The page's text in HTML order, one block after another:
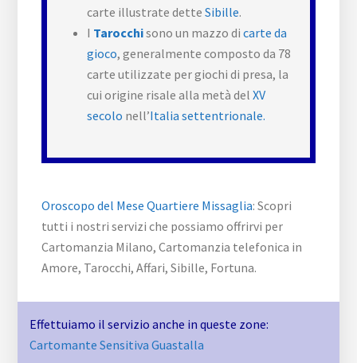
carte illustrate detteSibille.
I Tarocchisono un mazzo dicarte da
gioco, generalmente composto da 78
carte utilizzate per giochi di presa, la
cui origine risale alla metà delXV
secolo nell’Italia settentrionale.
Oroscopo del Mese Quartiere Missaglia: Scopri
tutti i nostri servizi che possiamo offrirvi per
Cartomanzia Milano, Cartomanzia telefonica in
Amore, Tarocchi, Affari, Sibille, Fortuna.
Effettuiamo il servizio anche in queste zone:
Cartomante Sensitiva Guastalla